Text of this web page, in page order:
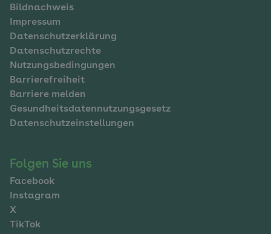
im
Fußbereich
Bildnachweis
Impressum
Datenschutzerklärung
Datenschutzrechte
Nutzungsbedingungen
Barrierefreiheit
Barriere melden
Gesundheitsdatennutzungsgesetz
Datenschutzeinstellungen
Folgen Sie uns
Facebook
Instagram
X
TikTok